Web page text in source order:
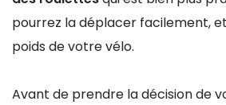
pourrez la déplacer facilement,
poids de votre vélo.
Avant de prendre la décision de